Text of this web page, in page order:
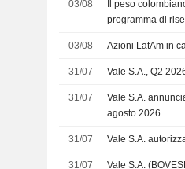
03/08
Il peso
programma di
03/08 Azioni LatAm in
31/07 Vale S.A., Q2
31/07
Vale S.A.
agosto 2026
31/07 Vale S.A.
31/07
Vale S.A.